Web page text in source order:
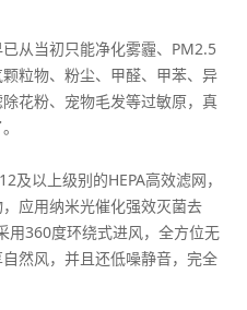
从当初只能净化雾霾、PM2.5
粒物、粉尘、甲醛、甲苯、异
花粉、宠物毛发等过敏原，真
及以上级别的HEPA高效滤网，
应用纳米光催化强效灭菌去
用360度环绕式进风，全方位无
然风，并且还低噪静音，完全